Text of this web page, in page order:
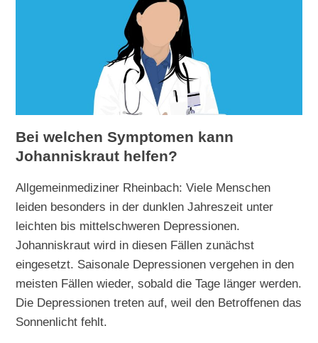
Bei welchen Symptomen kann
Johanniskraut helfen?
Allgemeinmediziner Rheinbach: Viele Menschen
leiden besonders in der dunklen Jahreszeit unter
leichten bis mittelschweren Depressionen.
Johanniskraut wird in diesen Fällen zunächst
eingesetzt. Saisonale Depressionen vergehen in den
meisten Fällen wieder, sobald die Tage länger werden.
Die Depressionen treten auf, weil den Betroffenen das
Sonnenlicht fehlt.